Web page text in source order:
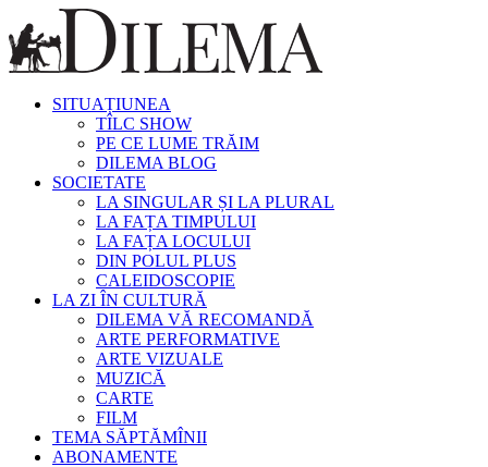
SITUAȚIUNEA
TÎLC SHOW
PE CE LUME TRĂIM
DILEMA BLOG
SOCIETATE
LA SINGULAR ȘI LA PLURAL
LA FAȚA TIMPULUI
LA FAȚA LOCULUI
DIN POLUL PLUS
CALEIDOSCOPIE
LA ZI ÎN CULTURĂ
DILEMA VĂ RECOMANDĂ
ARTE PERFORMATIVE
ARTE VIZUALE
MUZICĂ
CARTE
FILM
TEMA SĂPTĂMÎNII
ABONAMENTE